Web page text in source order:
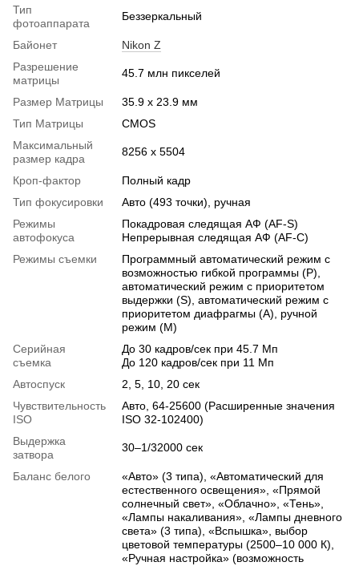
Тип
фотоаппарата
Беззеркальный
Байонет
Nikon Z
Разрешение
матрицы
45.7 млн пикселей
Размер Матрицы
35.9 x 23.9 мм
Тип Матрицы
CMOS
Максимальный
размер кадра
8256 x 5504
Кроп-фактор
Полный кадр
Тип фокусировки
Авто (493 точки), ручная
Режимы
автофокуса
Покадровая следящая АФ (AF-S)
Непрерывная следящая АФ (AF-C)
Режимы съемки
Программный автоматический режим с
возможностью гибкой программы (Р),
автоматический режим с приоритетом
выдержки (S), автоматический режим с
приоритетом диафрагмы (А), ручной
режим (М)
Серийная
съемка
До 30 кадров/сек при 45.7 Мп
До 120 кадров/сек при 11 Мп
Автоспуск
2, 5, 10, 20 сек
Чувствительность
ISO
Авто, 64-25600 (Расширенные значения
ISO 32-102400)
Выдержка
затвора
30–1/32000 сек
Баланс белого
«Авто» (3 типа), «Автоматический для
естественного освещения», «Прямой
солнечный свет», «Облачно», «Тень»,
«Лампы накаливания», «Лампы дневного
света» (3 типа), «Вспышка», выбор
цветовой температуры (2500–10 000 К),
«Ручная настройка» (возможность